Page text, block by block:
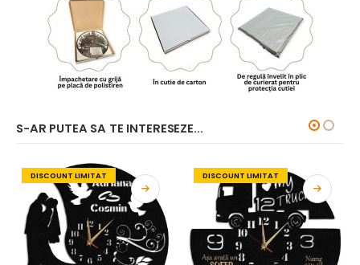
S-AR PUTEA SA TE INTERESEZE...
DISCOUNT LIMITAT DISCOUNT LIMITAT